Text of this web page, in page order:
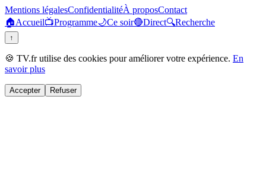
Mentions légalesConfidentialitéÀ proposContact
🏠Accueil📺Programme🌙Ce soir🔴Direct🔍Recherche
↑
🍪 TV.fr utilise des cookies pour améliorer votre expérience. En
savoir plus
Accepter Refuser